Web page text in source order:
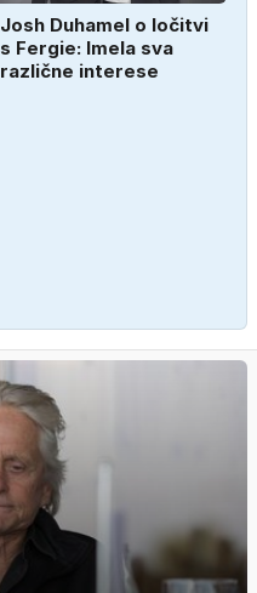
Josh Duhamel o ločitvi
s Fergie: Imela sva
različne interese